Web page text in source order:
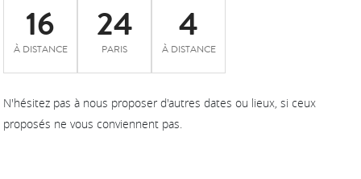
16
À DISTANCE
24
PARIS
4
À DISTANCE
N'hésitez pas à nous proposer d'autres dates ou lieux, si ceux
proposés ne vous conviennent pas.